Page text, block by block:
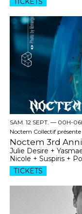
SAM. 12 SEPT. — 00H-
Noctem Collectif présente
Noctem 3rd
Julie Desire +
Nicole + Suspiris +
TICKETS